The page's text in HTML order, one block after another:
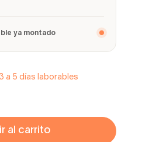
ya montado
a 5 días laborables
al carrito